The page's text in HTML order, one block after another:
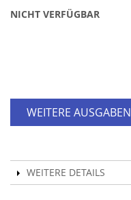
NICHT VERFÜGBAR
WEITERE AUSGABEN
WEITERE DETAILS